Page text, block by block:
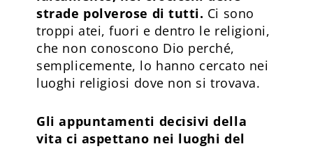
strade polverose di tutti. Ci sono
troppi atei, fuori e dentro le religioni,
che non conoscono Dio perché,
semplicemente, lo hanno cercato nei
luoghi religiosi dove non si trovava.
Gli appuntamenti decisivi della
vita ci aspettano nei luoghi del